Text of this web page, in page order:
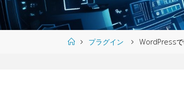
Homeプラグイン WordPressで